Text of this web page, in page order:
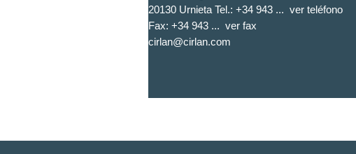
20130 Urnieta Tel.: +34 943 ... ver teléfono
Fax: +34 943 ... ver fax
cirlan@cirlan.com